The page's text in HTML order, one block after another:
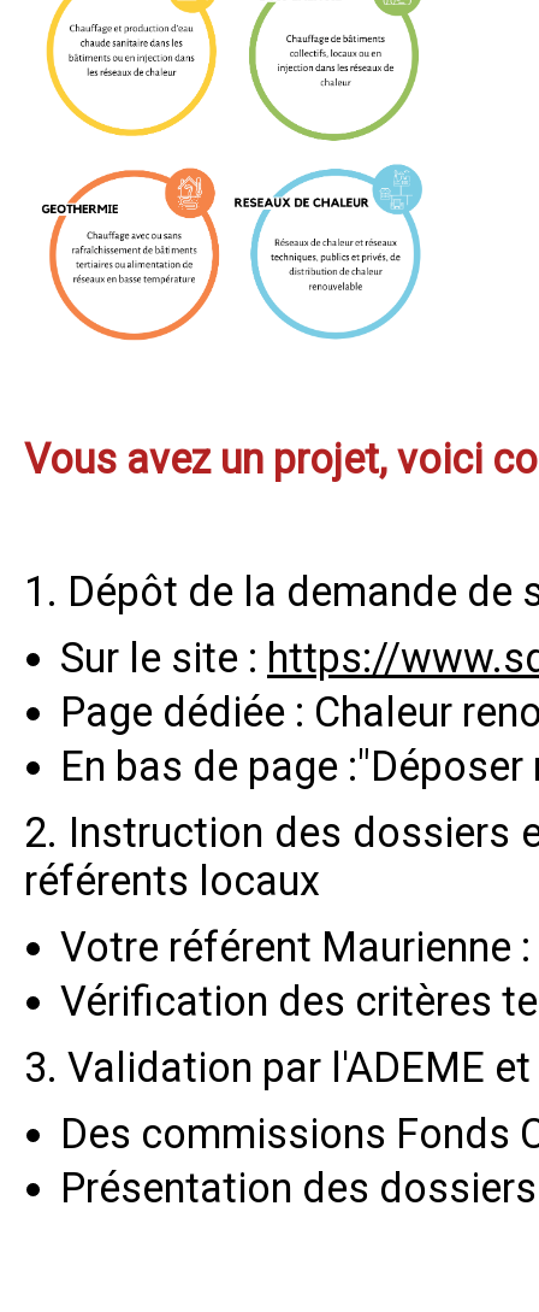
Vous avez un projet, voici
1. Dépôt de la demande de
Sur le site : https://
Page dédiée : Chaleur
En bas de page
2. Instruction des dossiers
référents locaux
Votre référent Maurienne
Vérification des critères
3. Validation par l'ADEME et
Des commissions Fonds
Présentation des